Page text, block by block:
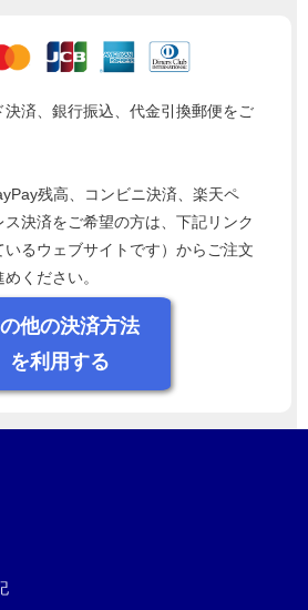
済、銀行振込、代金引換郵便をご
残高、コンビニ決済、楽天ペ
決済をご希望の方は、下記リンク
るウェブサイトです）からご注文
ください。
他の決済方法
を利用する